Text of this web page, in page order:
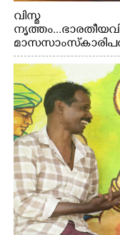
വിസ്മ
നൃത്തം...ഭാരതീയ
മാസ സാംസ്കാരി
റോഡിലെ ഭാരതീയ
സഭാഗൃഹത്തിൽ
അക്ഷത